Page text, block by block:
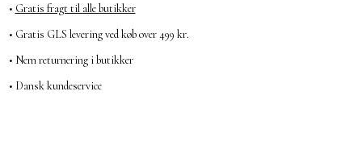
• Gratis fragt til alle butikker
• Gratis GLS levering ved køb over 499 kr.
• Nem returnering i butikker
• Dansk kundeservice